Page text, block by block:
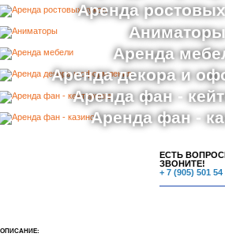
Аренда
Аниматоры
Аренда
Аренда декора и
Аренда фан -
Аренда фан -
ЕСТЬ
ЗВОНИТЕ!
+ 7 (905) 501 54
ОПИСАНИЕ: